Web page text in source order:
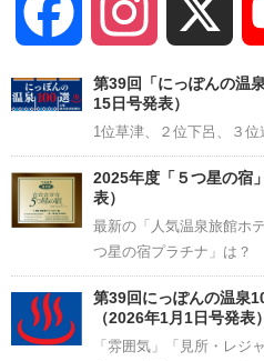
Facebook Instagram
第39回「にっぽんの温
15日号発表）
1位草津、２位下呂、３位
2025年度「５つ星の宿
表）
最新の「人気温泉旅館ホ
つ星の宿プラチナ」は？
第39回にっぽんの温泉
（2026年1月1日号発表）
「雰囲気」「見所・レジ